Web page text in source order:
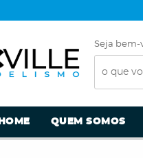
Seja bem-
HOME QUEM SOMOS